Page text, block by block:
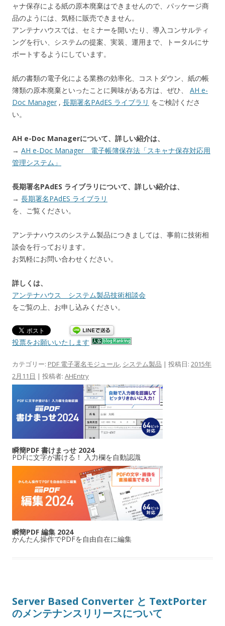
ャナ保存による紙の原本廃棄はできませんので、パッケージ商
品のようには、気軽に販売できません。
アンテナハウスでは、セミナーを開いたり、導入コンサルティ
ングを行い、システムの提案、実装、運用まで、トータルにサ
ポートするようにしています。
紙の書類の電子化による業務の効率化、コストダウン、紙の帳
簿類の原本廃棄といったことに興味がある方は、ぜひ、 AH e-
Doc Manager , 長期署名PAdES ライブラリ をご検討くださ
い。
AH e-Doc Managerについて、詳しい紹介は、
→ AH e-Doc Manager 電子帳簿保存法「スキャナ保存対応用
管理システム」
長期署名PAdES ライブラリについて、詳しい紹介は、
→ 長期署名PAdES ライブラリ
を、ご覧ください。
アンテナハウスのシステム製品につきましては、事前に技術相
談会を行っております。
お気軽にお問い合わせください。
詳しくは、
アンテナハウス システム製品技術相談会
をご覧の上、お申し込みください。
投票をお願いいたします
カテゴリー: PDF 電子署名モジュール, システム製品 | 投稿日: 2015年
2月11日 | 投稿者: AHEntry
瞬簡PDF 書けまっせ 2024
PDFに文字が書ける！ 入力欄を自動認識
瞬簡PDF 編集 2024
かんたん操作でPDFを自由自在に編集
Server Based Converter と TextPorter
のメンテナンスリリースについて